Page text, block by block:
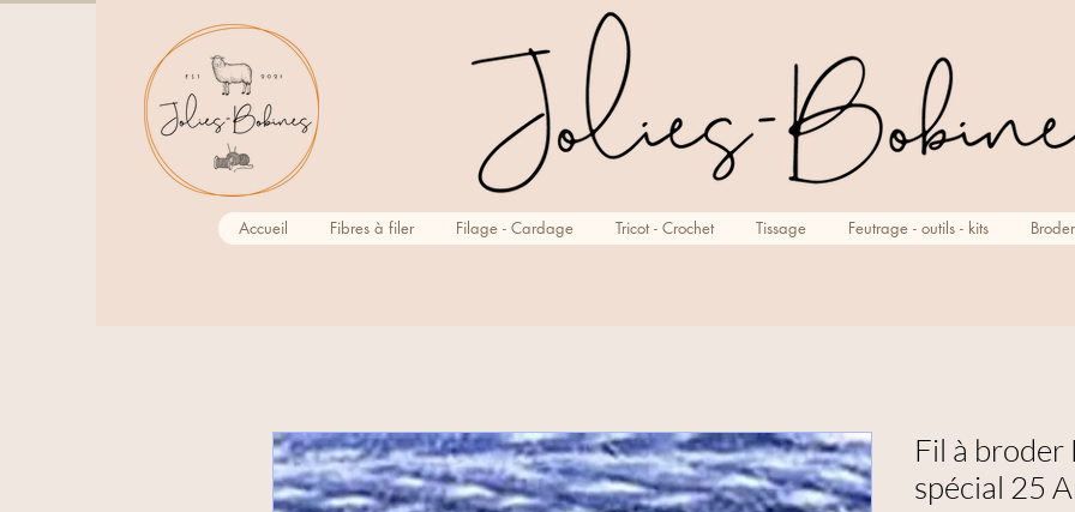
Accueil Fibres à filer Filage - Cardage Tricot - Crochet Tissage Feutrage - outils - kits
Fil à
spécial 25